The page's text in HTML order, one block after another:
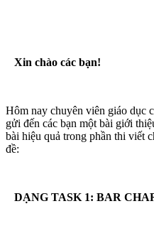
Xin chào các bạn!
Hôm nay chuyên viên giáo dục
gửi đến các bạn một bài giới
bài hiệu quả trong phần thi viết
đề:
DẠNG TASK 1: BAR